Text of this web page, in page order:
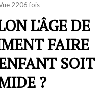
2206 fois
L'ÂGE DE
FAIRE
SOIT
?